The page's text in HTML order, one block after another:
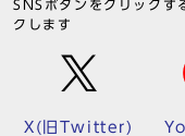
SNSボタンをクリックす
クします
X(旧Twitter)